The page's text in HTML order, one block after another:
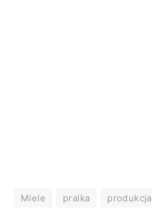
Miele pralka produkcja